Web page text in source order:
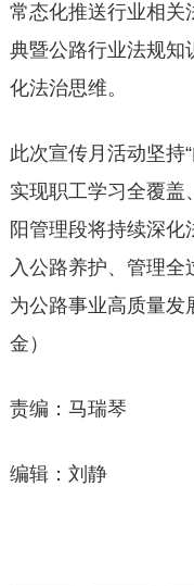
常态化推送行业相关
典暨公路行业法规知
化法治思维。
此次宣传月活动坚持
实现职工学习全覆盖
阳管理段将持续深
入公路养护、管理全
为公路事业高质量发
金）
责编：马瑞琴
编辑：刘静